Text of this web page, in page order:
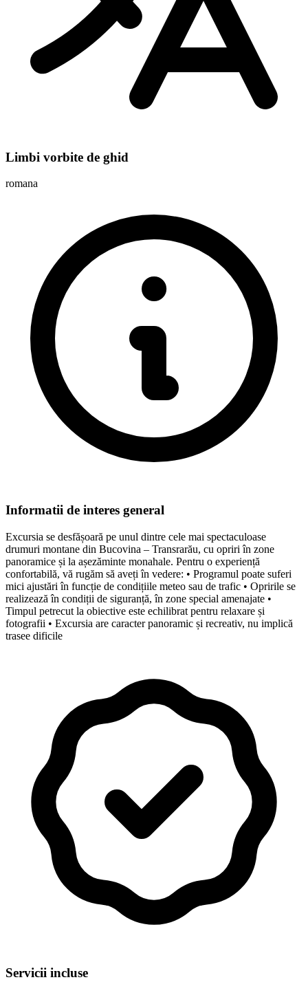
Limbi vorbite de ghid
romana
Informatii de interes general
Excursia se desfășoară pe unul dintre cele mai spectaculoase
drumuri montane din Bucovina – Transrarău, cu opriri în zone
panoramice și la așezăminte monahale. Pentru o experiență
confortabilă, vă rugăm să aveți în vedere: • Programul poate suferi
mici ajustări în funcție de condițiile meteo sau de trafic • Opririle se
realizează în condiții de siguranță, în zone special amenajate •
Timpul petrecut la obiective este echilibrat pentru relaxare și
fotografii • Excursia are caracter panoramic și recreativ, nu implică
trasee dificile
Servicii incluse